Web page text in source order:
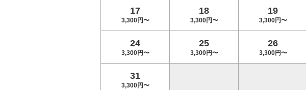
17
3,300円〜
18
3,300円〜
19
3,300円〜
24
3,300円〜
25
3,300円〜
26
3,300円〜
31
3,300円〜